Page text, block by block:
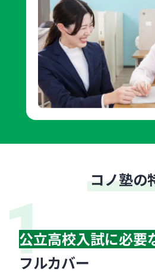
コノ塾の
公立高校入試に必要
フルカバー